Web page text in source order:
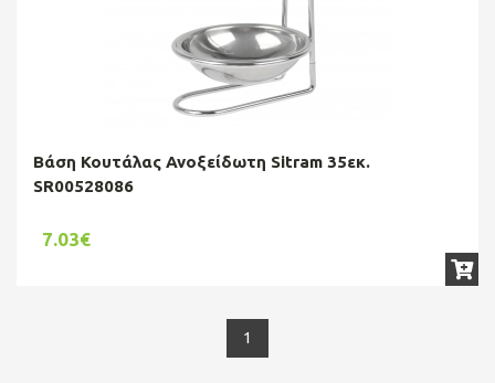
Βάση Κουτάλας Ανοξείδωτη Sitram 35εκ.
SR00528086
7.03€
1